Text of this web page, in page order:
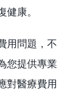
康。
用問題，不
您提供專業
對醫療費用